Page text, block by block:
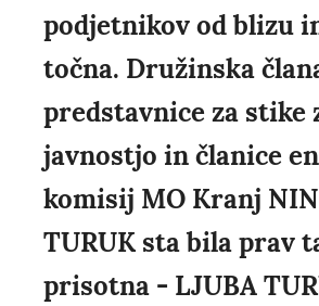
podjetnikov od blizu
točna. Družinska
predstavnice za stike
javnostjo in članice
komisij MO Kranj
TURUK sta bila prav
prisotna - LJUBA